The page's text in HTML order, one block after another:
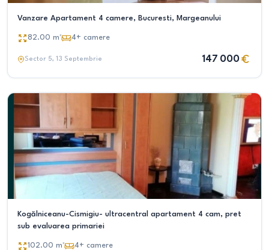
Vanzare Apartament 4 camere, Bucuresti, Margeanului
82.00 m² 4+ camere
Sector 5, 13 Septembrie 147 000
Kogălniceanu-Cismigiu- ultracentral apartament 4 cam, pret
sub evaluarea primariei
102.00 m² 4+ camere